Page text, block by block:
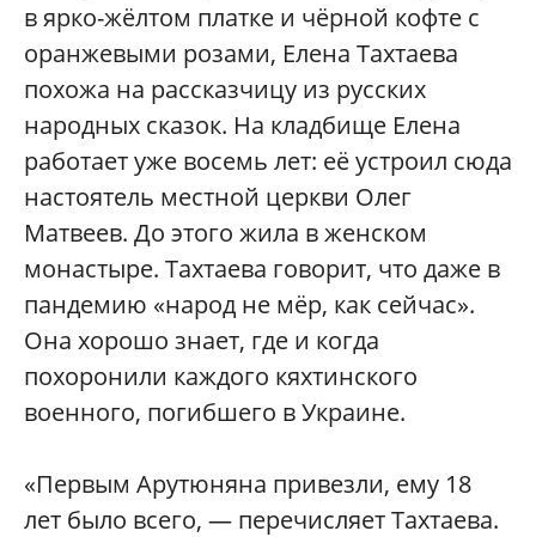
в ярко-жёлтом платке и чёрной кофте с
оранжевыми розами, Елена Тахтаева
похожа на рассказчицу из русских
народных сказок. На кладбище Елена
работает уже восемь лет: её устроил сюда
настоятель местной церкви Олег
Матвеев. До этого жила в женском
монастыре. Тахтаева говорит, что даже в
пандемию «народ не мёр, как сейчас».
Она хорошо знает, где и когда
похоронили каждого кяхтинского
военного, погибшего в Украине.
«Первым Арутюняна привезли, ему 18
лет было всего, — перечисляет Тахтаева.